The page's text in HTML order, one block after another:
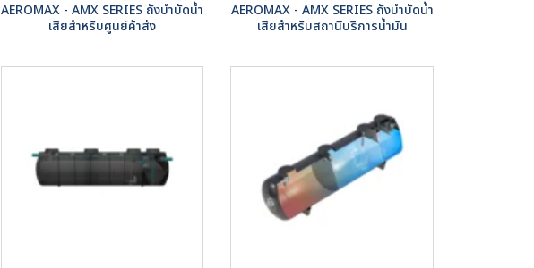
AEROMAX - AMX SERIES ถังบำบัดน้ำ
เสียสำหรับศูนย์ค้าส่ง
AEROMAX - AMX SERIES ถังบำบัดน้ำ
เสียสำหรับสถานีบริการน้ำมัน